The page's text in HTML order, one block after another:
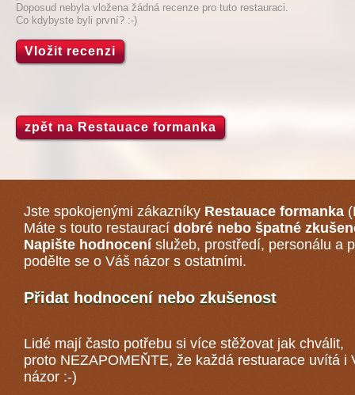
Doposud nebyla vložena žádná recenze pro tuto restauraci.
Co kdybyste byli první? :-)
Vložit recenzi
zpět na Restauace formanka
Jste spokojenými zákazníky Restauace formanka
Máte s touto restaurací dobré nebo špatné
Napište hodnocení služeb, prostředí, personálu a
podělte se o Váš názor s ostatními.
Přidat hodnocení nebo zkušenost
Lidé mají často potřebu si více stěžovat jak chválit,
proto NEZAPOMEŇTE, že každá restuarace uvítá i
názor :-)